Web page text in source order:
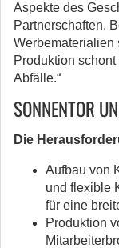
Aspekte des
Partnerschaften.
Werbematerialien
Produktion
Abfälle.“
SONNENTOR
Die
Aufbau von
und flexible
für eine
Produktion